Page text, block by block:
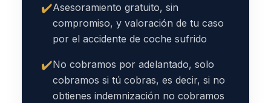
✔️Asesoramiento gratuito, sin
compromiso, y valoración de tu caso
por el accidente de coche sufrido
✔️No cobramos por adelantado, solo
cobramos si tú cobras, es decir, si no
obtienes indemnización no cobramos